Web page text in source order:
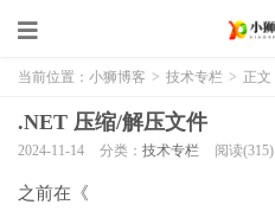
当前位置： 小狮博客 > 技术专栏 > 正文
.NET 压缩/解压文件
2024-11-14 分类： 技术专栏 阅读(315)
之前在《